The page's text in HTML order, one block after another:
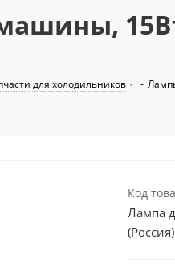
для холодильников -
Код
Лампа
(Россия)